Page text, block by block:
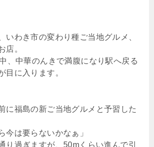
いわき市の変わり種ご当地グルメ、
店。
、中華のんきで満腹になり駅へ戻る
目に入ります。
に福島の新ご当地グルメと予習した
今は要らないかなぁ」
り過ぎますが、50mくらい進んで引